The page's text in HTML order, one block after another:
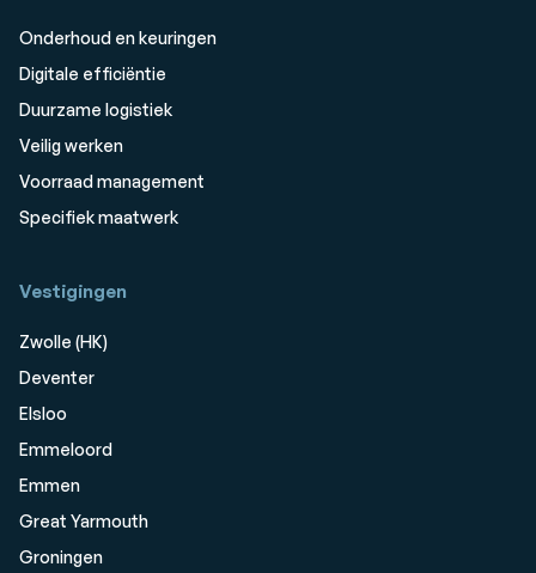
Onderhoud en keuringen
Digitale efficiëntie
Duurzame logistiek
Veilig werken
Voorraad management
Specifiek maatwerk
Vestigingen
Zwolle (HK)
Deventer
Elsloo
Emmeloord
Emmen
Great Yarmouth
Groningen